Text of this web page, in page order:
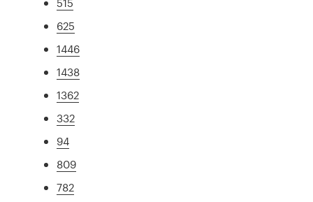
625
1446
1438
1362
332
94
809
782